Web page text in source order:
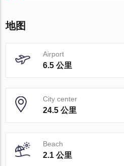
地图
Airport
6.5 公里
City center
24.5 公里
Beach
2.1 公里